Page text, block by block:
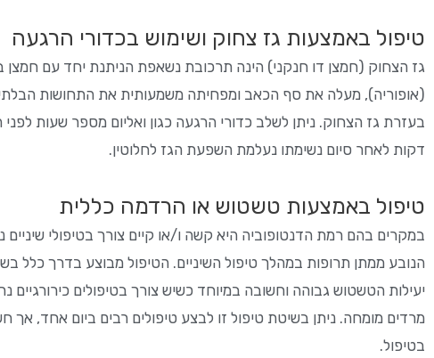
טיפול באמצעות גז צחוק ושימוש בכדורי הרגעה
גז הצחוק (חמצן דו חנקני) הינה תרכובת נשאפת הניתנת יחד עם
(אופוריה), מעלה את סף הכאב ומפחיתה משמעותית את התחושות הבלתי
בעזרת גז הצחוק. ניתן לשלב כדורי הרגעה כגון ואליום מספר שעות
דקות לאחר סיום נשימתו נעלמת השפעת הגז לחלוטין.
טיפול באמצעות טשטוש או הרדמה כללית
במקרים בהם רמת הדנטופוביה היא קשה ו/או קיים צורך בטיפולי
הנובע ממתן תרופות במהלך טיפול השיניים. הטיפול מבוצע בדרך כלל
יעילות הטשטוש גבוהה וחשובה במיוחד כשיש צורך בטיפולים
מרדים מומחה. ניתן בשיטת טיפול זו לבצע טיפולים רבים ביום אחד, אך
בטיפול.